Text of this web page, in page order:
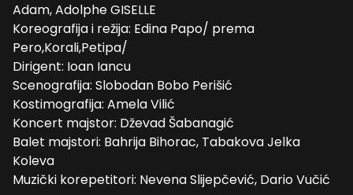
Adam, Adolphe GISELLE
Koreografija i režija: Edina Papo/ prema
Pero,Korali,Petipa/
Dirigent: Ioan Iancu
Scenografija: Slobodan Bobo Perišić
Kostimografija: Amela Vilić
Koncert majstor: Dževad Šabanagić
Balet majstori: Bahrija Bihorac, Tabakova Jelka
Koleva
Muzički korepetitori: Nevena Slijepčević, Dario Vučić